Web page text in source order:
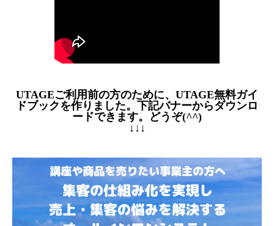
UTAGEご利用前の方のために、UTAGE無料ガイ
ドブックを作りました。下記バナーからダウンロ
ードできます。どうぞ(^^)
↓↓↓